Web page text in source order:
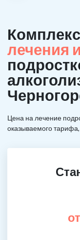
лечения
Цена на лечение
оказываемого
от